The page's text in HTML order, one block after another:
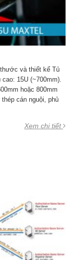
và thiết kế Tủ
15U (~700mm).
hoặc 800mm
cán nguội, phủ
Xem chi tiết